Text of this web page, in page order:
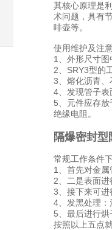
其核心原理是
术问题，具有
啡壶等。
使用维护及注
1、外形尺寸
2、SRY3型的
3、熔化沥青
4、发现管子
5、元件应存
绝缘电阻。
隔爆密封
常规工作条件
1、首先对金
2、二是表面
3、接下来可
4、发黑处理
5、最后进行烘
按照以上五点